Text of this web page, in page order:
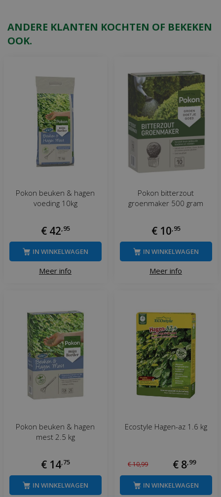
ANDERE KLANTEN KOCHTEN OF BEKEKEN
OOK.
Pokon beuken & hagen
voeding 10kg
€ 42,95
Meer info
IN WINKELWAGEN
Pokon bitterzout
groenmaker 500 gram
€ 10,95
Meer info
IN WINKELWAGEN
Pokon beuken & hagen
mest 2.5 kg
€ 14,75
IN WINKELWAGEN
Ecostyle Hagen-az 1.6 kg
€10,99 € 8,99
IN WINKELWAGEN